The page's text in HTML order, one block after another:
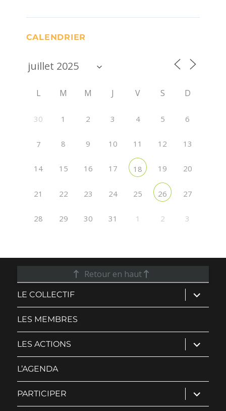
CALENDRIER
L M M J V S D
30 1 2 3 4 5 6
7 8 9 10 11 12 13
14 15 16 17 18 19 20
21 22 23 24 25 26 27
28 29 30 31 1 2 3
Retour en haut
LE COLLECTIF ouvrir
le
sous-
LES MEMBRES
LES ACTIONS ouvrir
le
sous-
L’AGENDA
PARTICIPER ouvrir
le
sous-